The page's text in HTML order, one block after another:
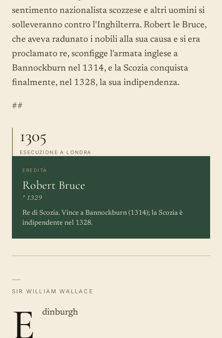
sentimento nazionalista scozzese e altri uomini si
solleveranno contro l'Inghilterra. Robert le Bruce,
che aveva radunato i nobili alla sua causa e si era
proclamato re, sconfigge l'armata inglese a
Bannockburn nel 1314, e la Scozia conquista
finalmente, nel 1328, la sua indipendenza.
##
1305
ESECUZIONE A LONDRA
EREDITÀ
Robert Bruce
† 1329
Re di Scozia. Vince a Bannockburn (1314); la Scozia è
indipendente nel 1328.
—
SIR WILLIAM WALLACE
E dinburgh